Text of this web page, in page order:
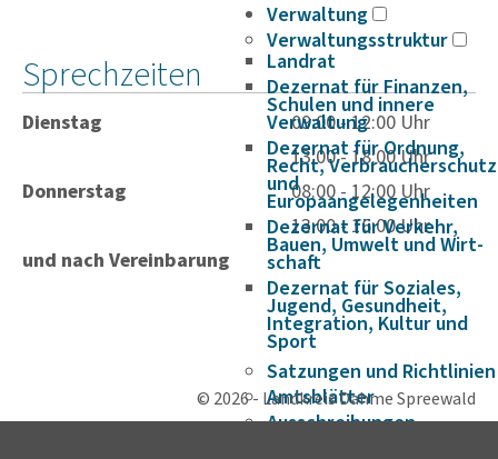
Verwaltung
Verwaltungsstruktur
Landrat
Dezernat für Finanzen,
Schulen und innere
Verwaltung
Dezernat für Ordnung,
Recht, Verbraucherschutz
und
Europaangelegenheiten
Dezernat für Verkehr,
Bauen, Umwelt und Wirt­
schaft
Dezernat für Soziales,
Jugend, Gesundheit,
Integration, Kultur und
Sport
Satzungen und Richtlinien
Amtsblätter
Ausschreibungen
Sprechzeiten
Dienstag
09:00 - 12:00 Uhr
13:00 - 18:00 Uhr
Donnerstag
08:00 - 12:00 Uhr
13:00 - 16:00 Uhr
und nach Vereinbarung
© 2026 - Landkreis Dahme Spreewald